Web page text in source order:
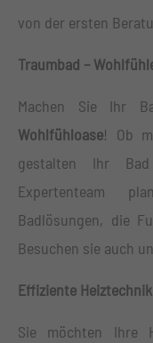
von der ersten
Traumbad –
Machen Sie Ihr
Wohlfühloase! Ob
gestalten Ihr
Expertenteam
Badlösungen, die
Besuchen sie auch
Effiziente
Sie möchten Ihre